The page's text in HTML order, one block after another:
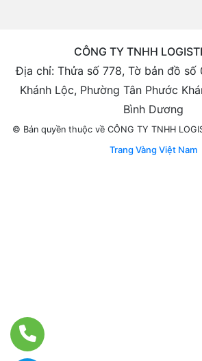
CÔNG TY TNHH
Địa chỉ: Thửa số 778, Tờ bản đồ số
Khánh Lộc, Phường Tân Phước
Bình Dương
© Bản quyền thuộc về CÔNG TY TNHH
Trang Vàng Việt Nam